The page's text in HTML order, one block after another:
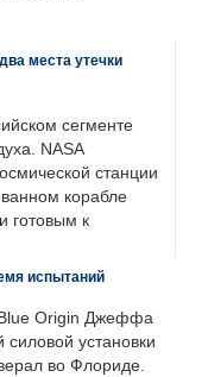
места утечки
сегменте
NASA
станции
корабле
готовым к
испытаний
Blue Origin Джеффа
установки
во Флориде.